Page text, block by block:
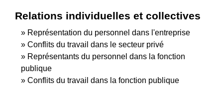
Relations individuelles et collectives
Représentation du personnel dans l'entreprise
Conflits du travail dans le secteur privé
Représentants du personnel dans la fonction
publique
Conflits du travail dans la fonction publique